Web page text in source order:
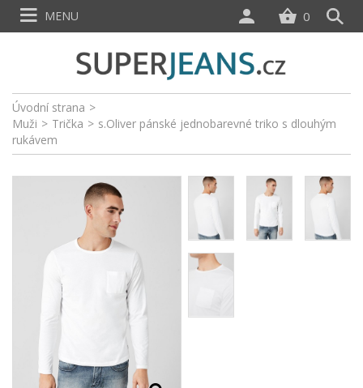
Úvodní strana >
Muži > Trička > s.Oliver pánské jednobarevné triko s dlouhým
rukávem
0
MENU